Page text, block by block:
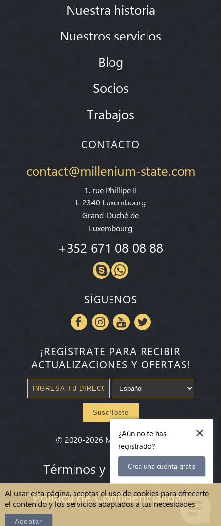
Al usar esta página, aceptas el uso de cookies para ofrecerte
el contenido y los servicios adaptados a tus necesidades
Aceptar
Nuestra historia
Nuestros servicios
Blog
Socios
Trabajos
CONTACTO
contact@millenium-state.com
1. rue Phillipe II
L-2340 Luxembourg
Grand-Duché de
Luxembourg
+352 671 08 08 88
SÍGUENOS
¡REGÍSTRATE PARA RECIBIR
ACTUALIZACIONES Y OFERTAS!
Suscríbete
© 2020-2026 Millenium State®
Términos y Condiciones
Política de Confidencialidad
×
¿Aún no te has
registrado?
Crea una cuenta gratis